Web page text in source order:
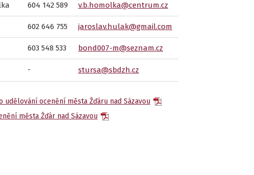
604 142 589 v.b.homolka@centrum.cz
602 646 755 jaroslav.hulak@gmail.com
603 548 533 bond007-m@seznam.cz
- stursa@sbdzh.cz
udělování ocenění města Žďáru nad Sázavou
města Žďár nad Sázavou